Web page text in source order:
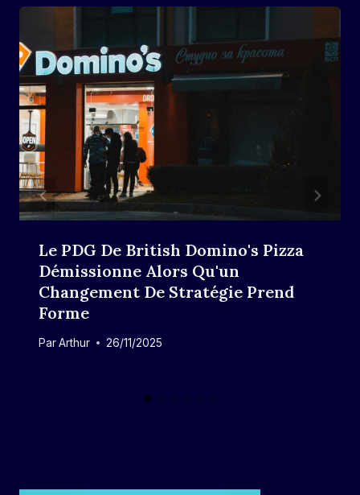
Le PDG De British Domino's Pizza
Démissionne Alors Qu'un
Changement De Stratégie Prend
Forme
ParArthur 26/11/2025